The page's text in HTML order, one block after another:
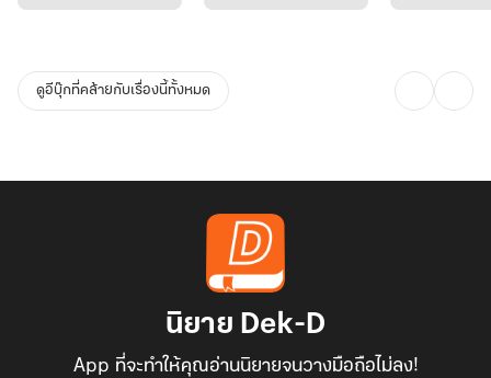
ดูอีบุ๊กที่คล้ายกับเรื่องนี้ทั้งหมด
นิยาย Dek-D
App ที่จะทำให้คุณอ่านนิยายจนวางมือถือไม่ลง!